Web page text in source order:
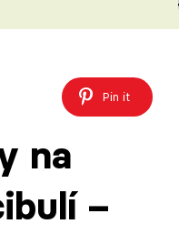
Pin it
na
–